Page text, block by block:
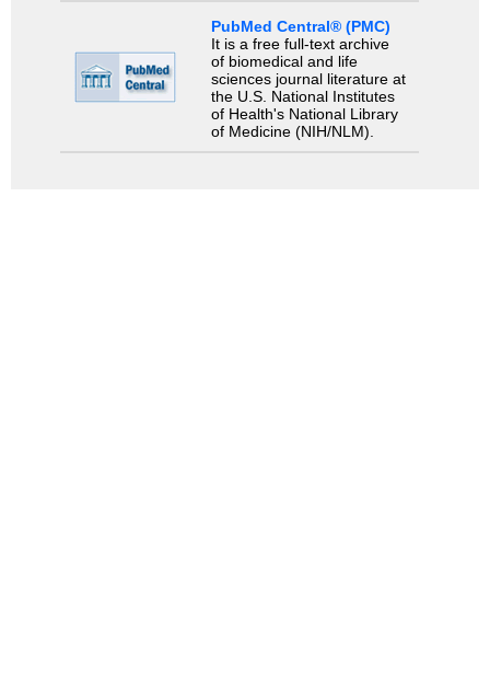
PubMed Central® (PMC)
It is a free full-text archive
of biomedical and life
sciences journal literature at
the U.S. National Institutes
of Health's National Library
of Medicine (NIH/NLM).